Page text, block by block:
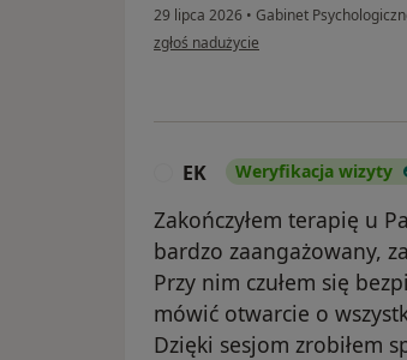
29 lipca 2026 • Gabinet
w opinii użytkownika Piotr
zgłoś nadużycie
EK Weryfikacja wizyty
Zakończyłem terapię u
bardzo zaangażowany,
Przy nim czułem się
mówić otwarcie o
Dzięki sesjom zrobiłem